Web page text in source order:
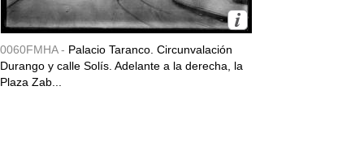
0060FMHA - Palacio Taranco. Circunvalación
Durango y calle Solís. Adelante a la derecha, la
Plaza Zab...